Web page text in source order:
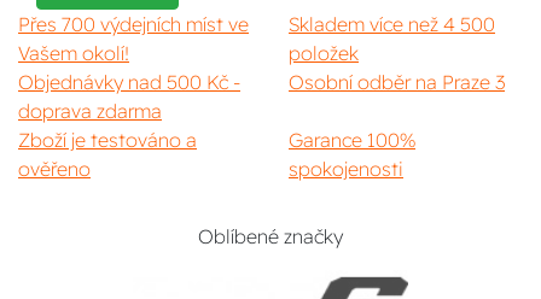
Přes 700 výdejních míst ve
Vašem okolí!
Skladem více než 4 500
položek
Objednávky nad 500 Kč -
doprava zdarma
Osobní odběr na Praze 3
Zboží je testováno a
ověřeno
Garance 100%
spokojenosti
Oblíbené značky